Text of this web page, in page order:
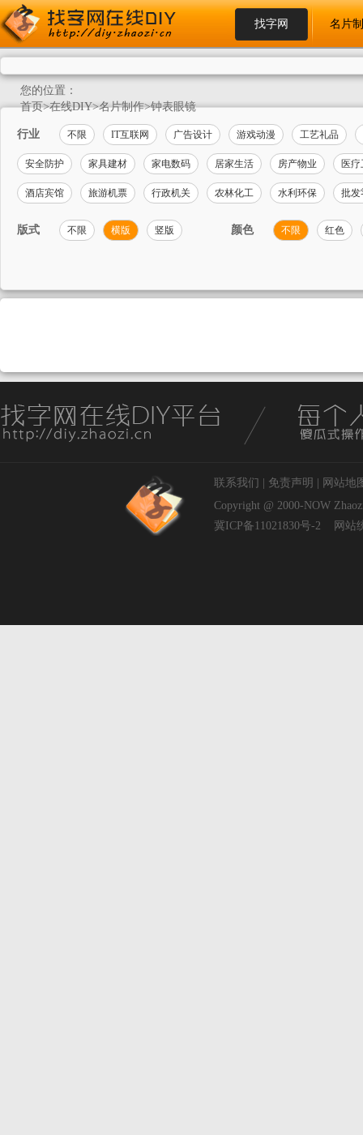
找字网 名片
您的位置：
首页>在线DIY>名片制作>钟表眼镜
行业 不限 IT互联网 广告设计 游戏动漫 工艺礼品
安全防护 家具建材 家电数码 居家生活 房产物业 医
酒店宾馆 旅游机票 行政机关 农林化工 水利环保 批发
版式 不限 横版 竖版 颜色 不限 红色
联系我们 免责声明
网站地
Copyright @ 2000-NOW
冀ICP备11021830号-2
网站